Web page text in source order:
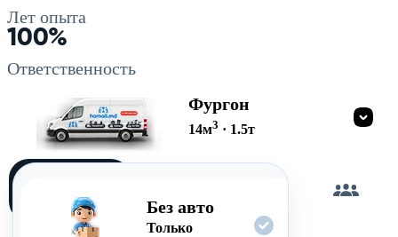
Лет опыта
100%
Ответственность
Фургон
14м3 · 1.5т
Без авто
Только